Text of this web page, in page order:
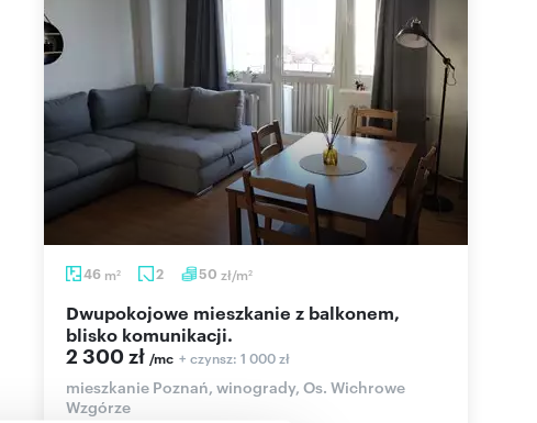
46 m2 2 50 zł/m2
Dwupokojowe mieszkanie z balkonem,
blisko komunikacji.
2 300 zł /mc + czynsz: 1 000 zł
mieszkanie Poznań, winogrady, Os. Wichrowe
Wzgórze